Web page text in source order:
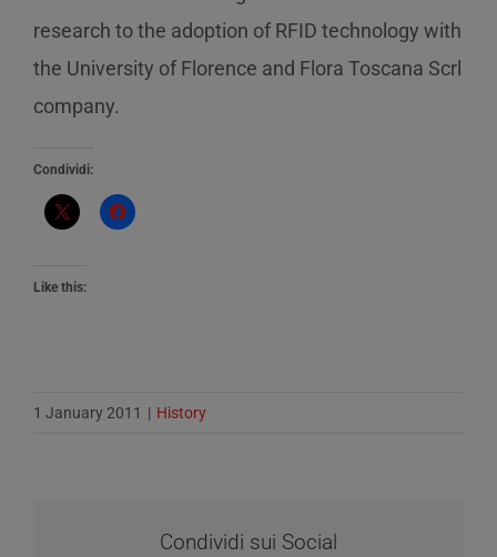
research to the adoption of RFID technology with
the University of Florence and Flora Toscana Scrl
company.
Condividi:
Like this:
1 January 2011 | History
Condividi sui Social